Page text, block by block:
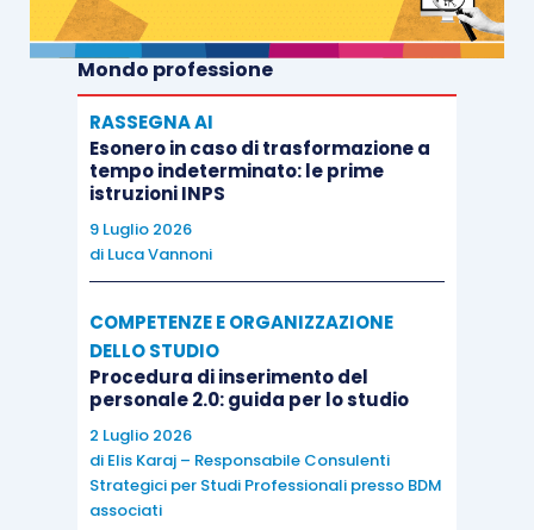
Mondo professione
RASSEGNA AI
Esonero in caso di trasformazione a
tempo indeterminato: le prime
istruzioni INPS
9 Luglio 2026
di Luca Vannoni
COMPETENZE E ORGANIZZAZIONE
DELLO STUDIO
Procedura di inserimento del
personale 2.0: guida per lo studio
2 Luglio 2026
di Elis Karaj – Responsabile Consulenti
Strategici per Studi Professionali presso BDM
associati